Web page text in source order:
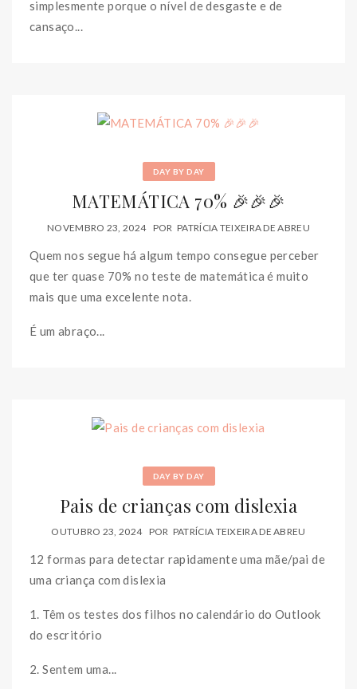
simplesmente porque o nível de desgaste e de
cansaço...
DAY BY DAY
MATEMÁTICA 70% 🎉🎉🎉
NOVEMBRO 23, 2024 POR PATRÍCIA TEIXEIRA DE ABREU
Quem nos segue há algum tempo consegue perceber
que ter quase 70% no teste de matemática é muito
mais que uma excelente nota.
É um abraço...
DAY BY DAY
Pais de crianças com dislexia
OUTUBRO 23, 2024 POR PATRÍCIA TEIXEIRA DE ABREU
12 formas para detectar rapidamente uma mãe/pai de
uma criança com dislexia
1. Têm os testes dos filhos no calendário do Outlook
do escritório
2. Sentem uma...